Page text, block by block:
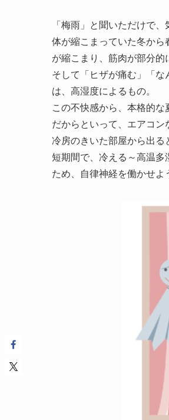
「梅雨」と聞いただけで
体が縮こまっていた冬か
が縮こまり、筋肉が部分的
そして「ヒザが痛む」「
は、高湿度によるもの。
この不快感から、本格的な
だからといって、エアコン
冷房のきいた部屋から出る
短期間で、冷える～高温多
ため、自律神経を働かせよ